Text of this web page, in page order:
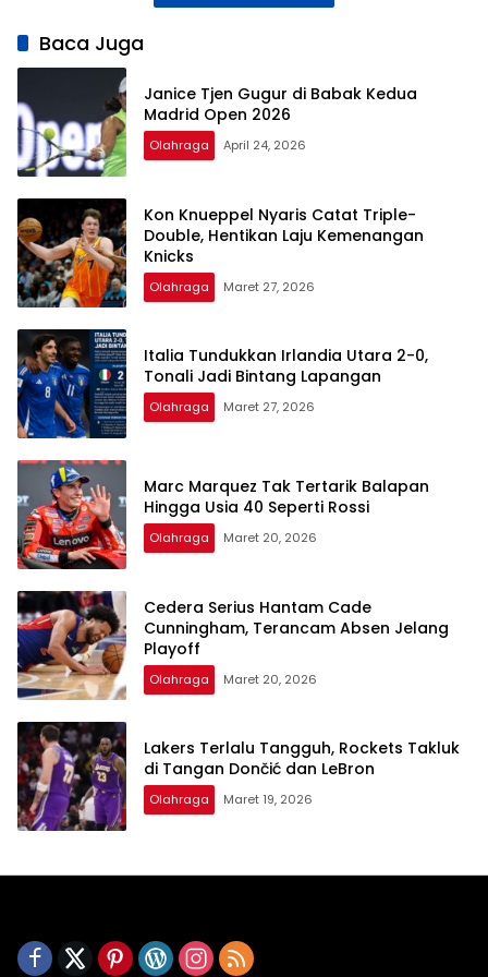
Baca Juga
Janice Tjen Gugur di Babak Kedua
Madrid Open 2026
Olahraga April 24, 2026
Kon Knueppel Nyaris Catat Triple-
Double, Hentikan Laju Kemenangan
Knicks
Olahraga Maret 27, 2026
Italia Tundukkan Irlandia Utara 2-0,
Tonali Jadi Bintang Lapangan
Olahraga Maret 27, 2026
Marc Marquez Tak Tertarik Balapan
Hingga Usia 40 Seperti Rossi
Olahraga Maret 20, 2026
Cedera Serius Hantam Cade
Cunningham, Terancam Absen Jelang
Playoff
Olahraga Maret 20, 2026
Lakers Terlalu Tangguh, Rockets Takluk
di Tangan Dončić dan LeBron
Olahraga Maret 19, 2026